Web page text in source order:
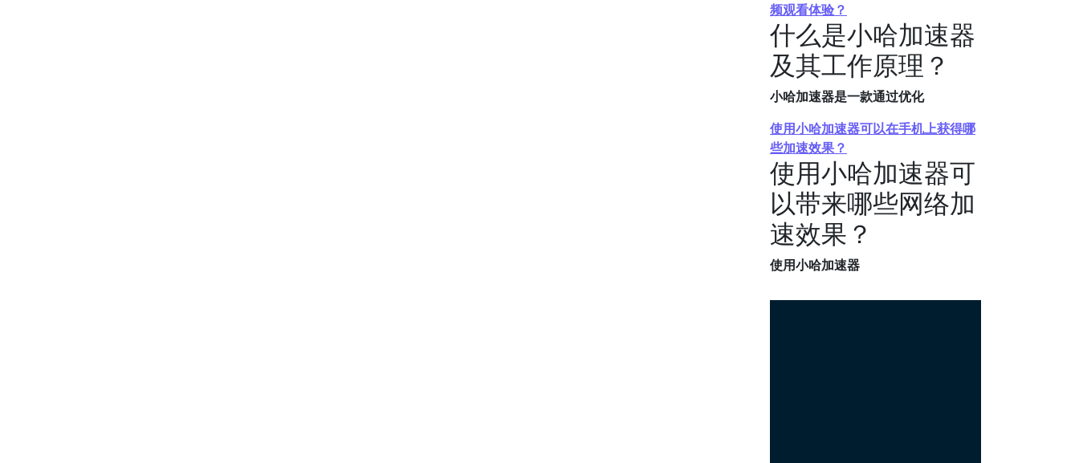
频观看体验？
什么是小哈加速器
及其工作原理？
小哈加速器是一款通过优化
使用小哈加速器可以在手机上获得哪
些加速效果？
使用小哈加速器可
以带来哪些网络加
速效果？
使用小哈加速器